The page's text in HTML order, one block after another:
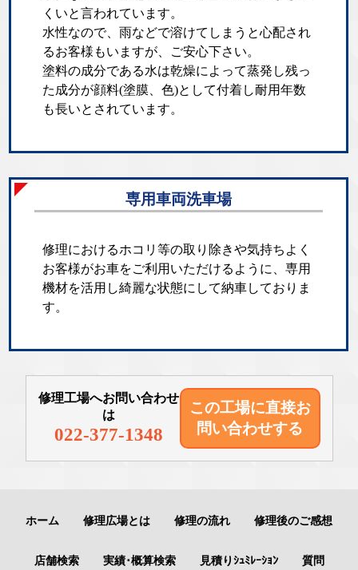
くいと言われています。
水性なので、雨などで溶けてしまうと心配され
るお客様もいますが、ご安心下さい。
塗料の成分である水は乾燥によって蒸発し残っ
た成分が顔料(塗膜、色)として付着し耐用年数
も長いとされています。
専用車両洗車場
修理におけるホコリ等の取り除きや気持ちよく
お客様がお車をご利用いただけるように、専用
機材を活用し綺麗な状態にして納車しておりま
す。
修理工場へお問い合わせ
は
022-377-1348
この工場に直接お
問い合わせする
ホーム 修理広場とは 修理の流れ 修理後のご感想
店舗検索 実績･概算検索 見積りｼｭﾐﾚｰｼｮﾝ 質問